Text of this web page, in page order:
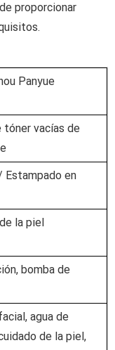
proporcionar
Panyue
tóner vacías de
Estampado en
la piel
bomba de
agua de
de la piel,